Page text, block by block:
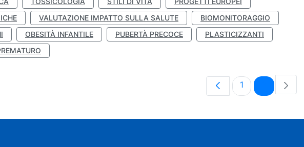
VALUTAZIONE IMPATTO SULLA SALUTE
BIOMONITORAGGIO
OBESITÀ INFANTILE PUBERTÀ PRECOCE
PLASTICIZZANTI
Pagina
1 Pagina